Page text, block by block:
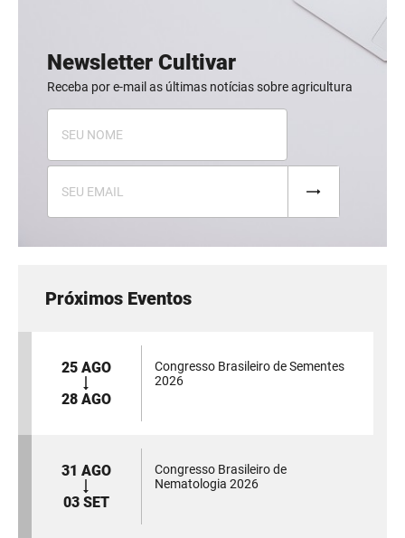
Newsletter Cultivar
Receba por e-mail as últimas notícias sobre agricultura
Próximos Eventos
25 AGO
28 AGO
Congresso Brasileiro de Sementes
2026
31 AGO
03 SET
Congresso Brasileiro de
Nematologia 2026